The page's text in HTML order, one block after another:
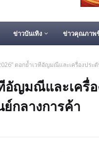
ข่าวบันเทิง ข่าวคุณภาพ
ตอกย้ำเวทีอัญมณีและเครื่องปร
ทีอัญมณีและเครื่
กลางการค้า